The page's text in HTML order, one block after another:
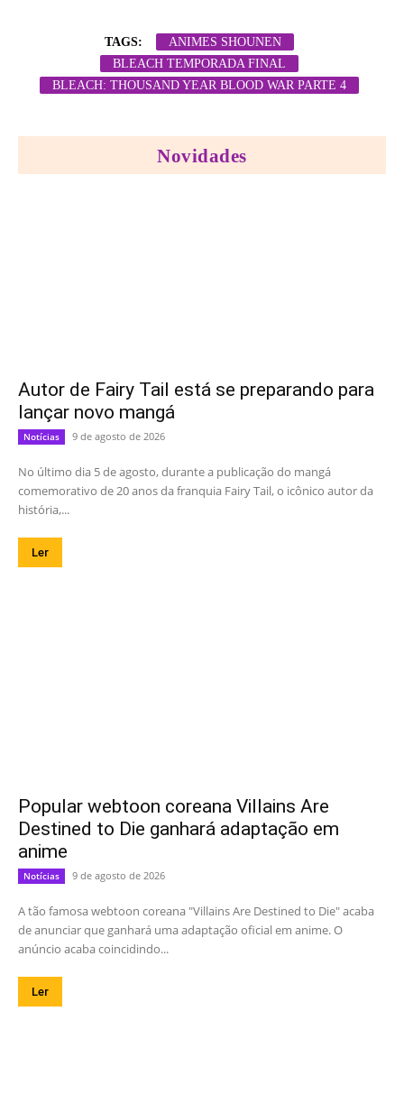
TAGS:
ANIMES SHOUNEN
BLEACH TEMPORADA FINAL
BLEACH: THOUSAND YEAR BLOOD WAR PARTE 4
Novidades
Autor de Fairy Tail está se preparando para
lançar novo mangá
Notícias 9 de agosto de 2026
No último dia 5 de agosto, durante a publicação do mangá
comemorativo de 20 anos da franquia Fairy Tail, o icônico autor da
história,...
Ler
Popular webtoon coreana Villains Are
Destined to Die ganhará adaptação em
anime
Notícias 9 de agosto de 2026
A tão famosa webtoon coreana "Villains Are Destined to Die" acaba
de anunciar que ganhará uma adaptação oficial em anime. O
anúncio acaba coincidindo...
Ler